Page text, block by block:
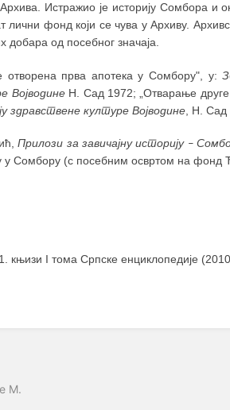
Истражио је историју Сомбора и
лични фонд који се чува у Архиву.
добара од посебног значаја.
отворена прва апотека у Сомбору", у:
ВојводинеН. Сад 1972; „Отварање
здравствене културе Војводине , Н. Сад
Прилози за завичајну историју –
у Сомбору (с посебним освртом на фонд
књизи I тома Српске енциклопедије
М.